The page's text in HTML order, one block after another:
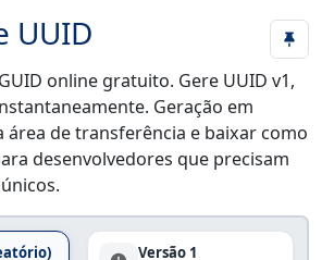
UUID
online gratuito. Gere UUID v1,
Geração em
área de transferência e baixar como
desenvolvedores que precisam
Versão 1